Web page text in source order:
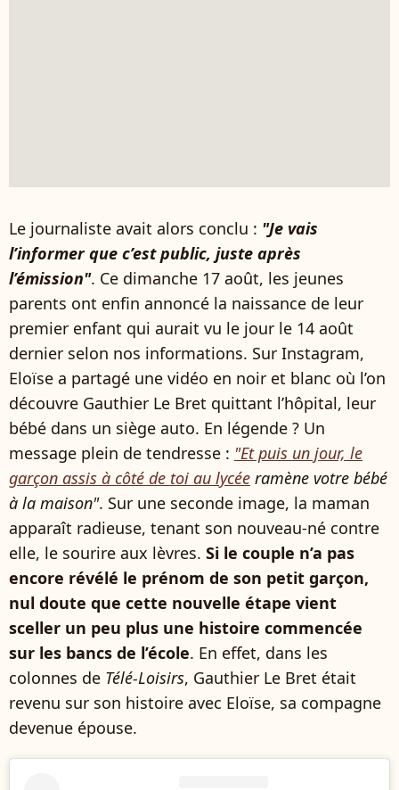
Le journaliste avait alors conclu : "Je vais
l’informer que c’est public, juste après
l’émission". Ce dimanche 17 août, les jeunes
parents ont enfin annoncé la naissance de leur
premier enfant qui aurait vu le jour le 14 août
dernier selon nos informations. Sur Instagram,
Eloïse a partagé une vidéo en noir et blanc où l’on
découvre Gauthier Le Bret quittant l’hôpital, leur
bébé dans un siège auto. En légende ? Un
message plein de tendresse : "Et puis un jour, le
garçon assis à côté de toi au lycée ramène votre bébé
à la maison". Sur une seconde image, la maman
apparaît radieuse, tenant son nouveau-né contre
elle, le sourire aux lèvres. Si le couple n’a pas
encore révélé le prénom de son petit garçon,
nul doute que cette nouvelle étape vient
sceller un peu plus une histoire commencée
sur les bancs de l’école. En effet, dans les
colonnes de Télé-Loisirs, Gauthier Le Bret était
revenu sur son histoire avec Eloïse, sa compagne
devenue épouse.